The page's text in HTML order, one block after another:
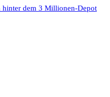
dem 3 Millionen-Depot